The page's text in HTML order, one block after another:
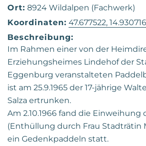
Ort: 8924 Wildalpen (Fachwerk)
Koordinaten: 47.677522, 14.930716
Beschreibung:
Im Rahmen einer von der
Erziehungsheimes Lindehof der
Eggenburg veranstalteten
ist am 25.9.1965 der 17-jährige
Salza ertrunken.
Am 2.10.1966 fand die Einweihung
(Enthüllung durch Frau Stadträtin
ein Gedenkpaddeln statt.